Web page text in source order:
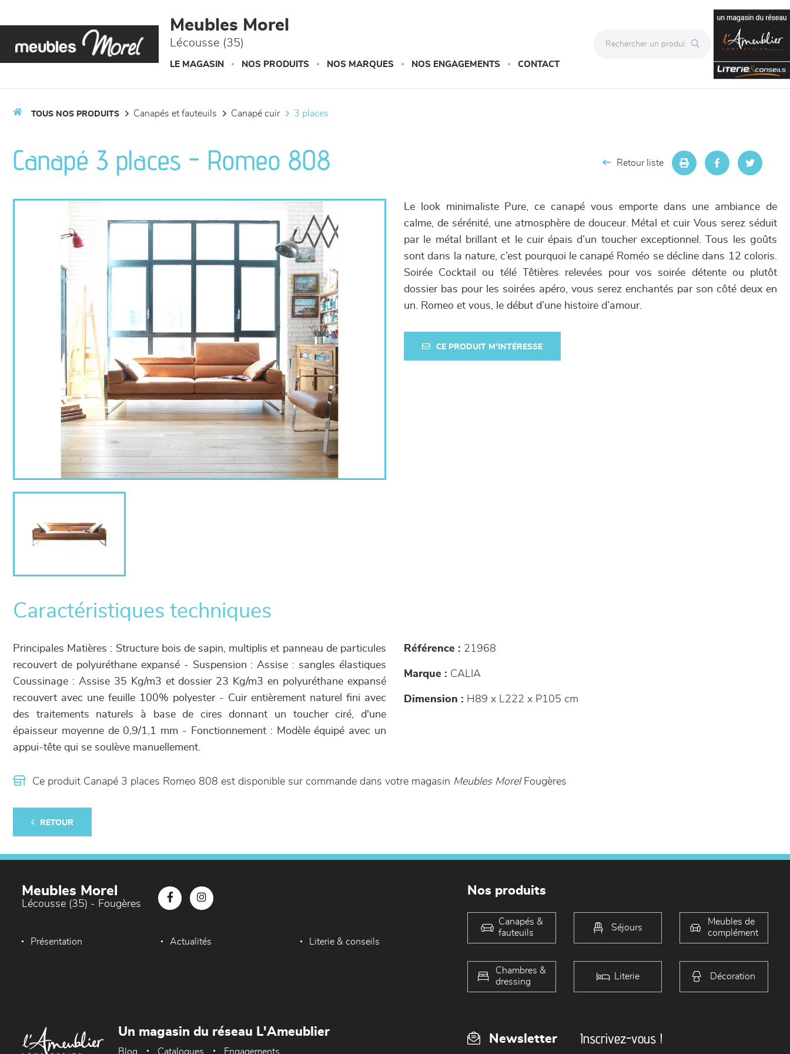
Meubles Morel
Lécousse (35)
LE MAGASIN NOS PRODUITS NOS MARQUES NOS ENGAGEMENTS CONTACT
TOUS NOS PRODUITS canapés et fauteuils canapé cuir 3 places
Canapé 3 places - Romeo 808 Retour liste
Le look minimaliste Pure, ce canapé vous emporte dans une ambiance de
calme, de sérénité, une atmosphère de douceur. Métal et cuir Vous serez séduit
par le métal brillant et le cuir épais d’un toucher exceptionnel. Tous les goûts
sont dans la nature, c’est pourquoi le canapé Roméo se décline dans 12 coloris.
Soirée Cocktail ou télé Têtières relevées pour vos soirée détente ou plutôt
dossier bas pour les soirées apéro, vous serez enchantés par son côté deux en
un. Romeo et vous, le début d’une histoire d’amour.
CE PRODUIT M'INTÉRESSE
Caractéristiques techniques
Principales Matières : Structure bois de sapin, multiplis et panneau de particules
recouvert de polyuréthane expansé - Suspension : Assise : sangles élastiques
Coussinage : Assise 35 Kg/m3 et dossier 23 Kg/m3 en polyuréthane expansé
recouvert avec une feuille 100% polyester - Cuir entièrement naturel fini avec
des traitements naturels à base de cires donnant un toucher ciré, d'une
épaisseur moyenne de 0,9/1,1 mm - Fonctionnement : Modèle équipé avec un
appui-tête qui se soulève manuellement.
Référence : 21968
Marque : CALIA
Dimension : H89 x L222 x P105 cm
Ce produit Canapé 3 places Romeo 808 est disponible sur commande dans votre magasin Meubles MorelFougères
RETOUR
Meubles Morel
Lécousse (35) - Fougères
Présentation Actualités Literie & conseils
Nos produits
Canapés &
fauteuils
Séjours
Meubles de
complément
Chambres &
dressing
Literie Décoration
Newsletter Inscrivez-vous !
Un magasin du réseau L'Ameublier
Blog Catalogues Engagements